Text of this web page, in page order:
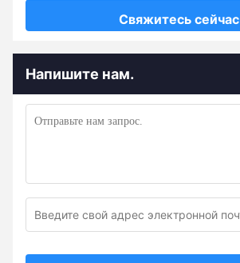
Свяжитесь сейчас
Напишите нам.